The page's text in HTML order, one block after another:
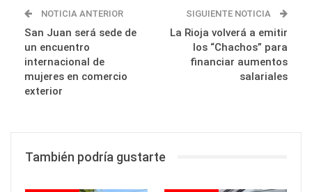
NOTICIA ANTERIOR
San Juan será sede de
un encuentro
internacional de
mujeres en comercio
exterior
SIGUIENTE NOTICIA
La Rioja volverá a emitir
los “Chachos” para
financiar aumentos
salariales
También podría gustarte